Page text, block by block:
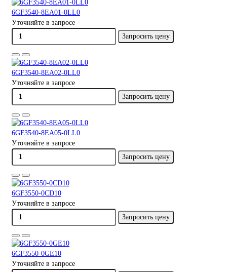
6GF3540-8EA01-0LL0
Уточняйте в запросе
Запросить цену
6GF3540-8EA02-0LL0
Уточняйте в запросе
Запросить цену
6GF3540-8EA05-0LL0
Уточняйте в запросе
Запросить цену
6GF3550-0CD10
Уточняйте в запросе
Запросить цену
6GF3550-0GE10
Уточняйте в запросе